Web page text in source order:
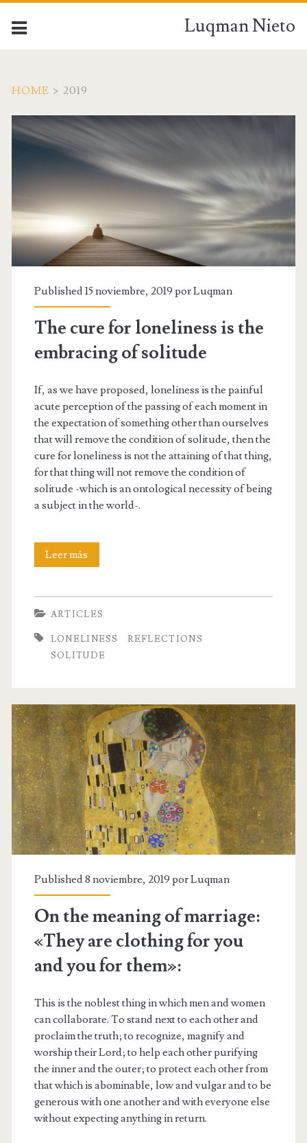
Luqman Nieto
HOME > 2019
Published 15 noviembre, 2019 porLuqman
The cure for loneliness is the
embracing of solitude
If, as we have proposed, loneliness is the painful
acute perception of the passing of each moment in
the expectation of something other than ourselves
that will remove the condition of solitude, then the
cure for loneliness is not the attaining of that thing,
for that thing will not remove the condition of
solitude -which is an ontological necessity of being
a subject in the world-.
Leer más
is
embracing
of
solitude
ARTICLES
LONELINESS
REFLECTIONS
SOLITUDE
Published 8 noviembre, 2019 porLuqman
On the meaning of marriage:
«They are clothing for you
and you for them»:
This is the noblest thing in which men and women
can collaborate. To stand next to each other and
proclaim the truth; to recognize, magnify and
worship their Lord; to help each other purifying
the inner and the outer; to protect each other from
that which is abominable, low and vulgar and to be
generous with one another and with everyone else
without expecting anything in return.